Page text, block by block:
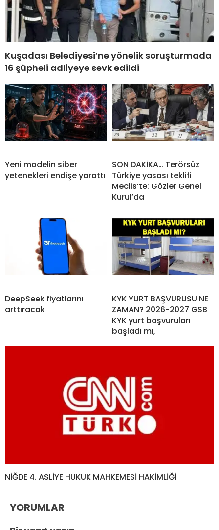
Kuşadası Belediyesi’ne yönelik soruşturmada
16 şüpheli adliyeye sevk edildi
Yeni modelin siber
yetenekleri endişe yarattı
SON DAKİKA… Terörsüz
Türkiye yasası teklifi
Meclis’te: Gözler Genel
Kurul’da
DeepSeek fiyatlarını
arttıracak
KYK YURT BAŞVURUSU NE
ZAMAN? 2026-2027 GSB
KYK yurt başvuruları
başladı mı,
NİĞDE 4. ASLİYE HUKUK MAHKEMESİ HAKİMLİĞİ
YORUMLAR